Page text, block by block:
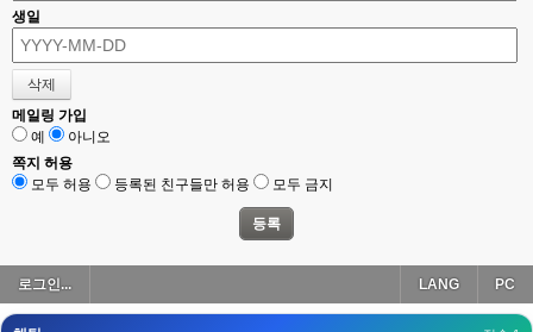
생일
메일링 가입
예
아니오
쪽지 허용
모두 허용
등록된 친구들만 허용 모두 금지
로그인... PC
LANG
esils
이게 db 접속자수로 잡는형태로 해서 그런가 ;;
고게임77
밑에 일반웹게임이 더있었네요
esils
아 이제 2로 돌아왔군요
esils 00:19
모바일로 보는데도 좀 불편하더라구요